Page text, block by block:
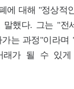
에 대해 "정상적
말했다. 그는 "전
는 과정"이라며
래가 될 수 있